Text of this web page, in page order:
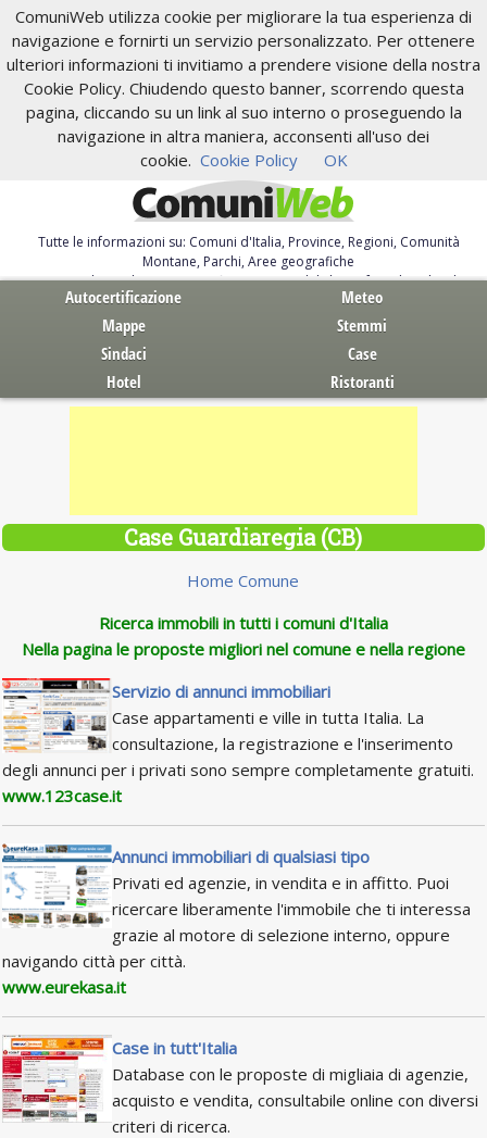
ComuniWeb utilizza cookie per migliorare la tua esperienza di
navigazione e fornirti un servizio personalizzato. Per ottenere
ulteriori informazioni ti invitiamo a prendere visione della nostra
Cookie Policy. Chiudendo questo banner, scorrendo questa
pagina, cliccando su un link al suo interno o proseguendo la
navigazione in altra maniera, acconsenti all'uso dei
cookie. Cookie Policy OK
Tutte le informazioni su: Comuni d'Italia, Province, Regioni, Comunità
Montane, Parchi, Aree geografiche
Servizi al Cittadino. Autocertificazione, moduli, leggi, free download
Autocertificazione
Meteo
Mappe
Stemmi
Sindaci
Case
Hotel
Ristoranti
Case Guardiaregia (CB)
Home Comune
Ricerca immobili in tutti i comuni d'Italia
Nella pagina le proposte migliori nel comune e nella regione
Servizio di annunci immobiliari
Case appartamenti e ville in tutta Italia. La
consultazione, la registrazione e l'inserimento
degli annunci per i privati sono sempre completamente gratuiti.
www.123case.it
Annunci immobiliari di qualsiasi tipo
Privati ed agenzie, in vendita e in affitto. Puoi
ricercare liberamente l'immobile che ti interessa
grazie al motore di selezione interno, oppure
navigando città per città.
www.eurekasa.it
Case in tutt'Italia
Database con le proposte di migliaia di agenzie,
acquisto e vendita, consultabile online con diversi
criteri di ricerca.